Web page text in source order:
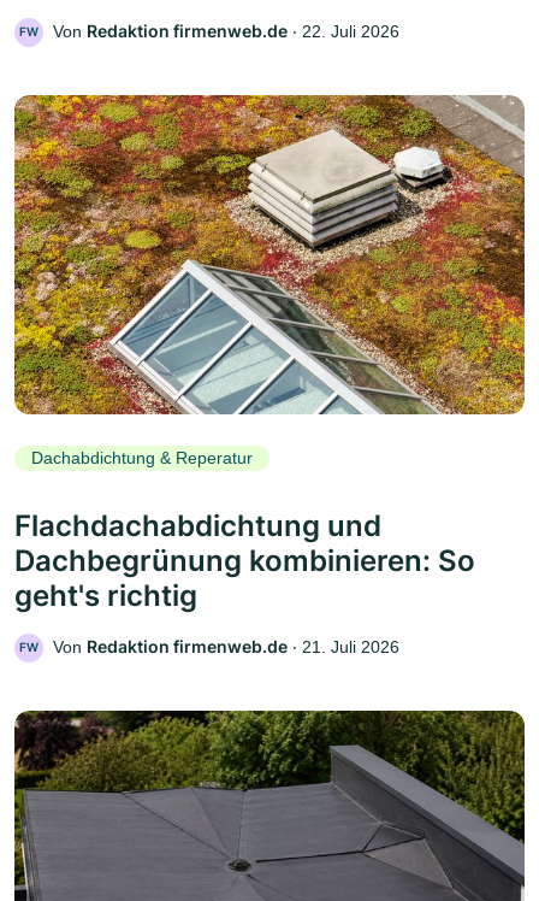
FW Von Redaktion firmenweb.de ‧ 22. Juli 2026
Dachabdichtung & Reperatur
Flachdachabdichtung und
Dachbegrünung kombinieren: So
geht's richtig
FW Von Redaktion firmenweb.de ‧ 21. Juli 2026